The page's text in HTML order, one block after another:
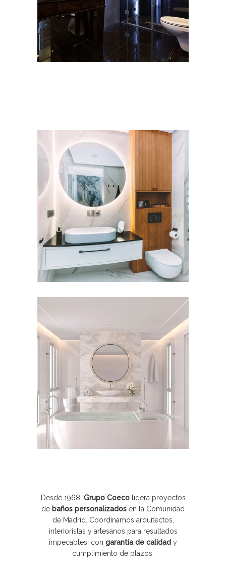
Desde 1968, Grupo Coecolidera proyectos
de baños personalizados en la Comunidad
de Madrid. Coordinamos arquitectos,
interioristas y artesanos para resultados
impecables, con garantía de calidad y
cumplimiento de plazos.